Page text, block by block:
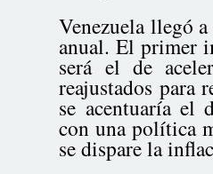
Venezuela llegó
anual. El primer
será el de
reajustados para
se acentuaría el
con una política
se dispare la